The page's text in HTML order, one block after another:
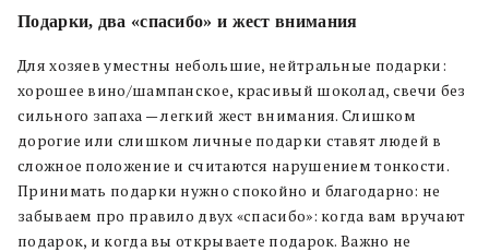
Подарки, два «спасибо» и жест внимания
Для хозяев уместны небольшие, нейтральные подарки:
хорошее вино/шампанское, красивый шоколад, свечи без
сильного запаха — легкий жест внимания. Слишком
дорогие или слишком личные подарки ставят людей в
сложное положение и считаются нарушением тонкости.
Принимать подарки нужно спокойно и благодарно: не
забываем про правило двух «спасибо»: когда вам вручают
подарок, и когда вы открываете подарок. Важно не